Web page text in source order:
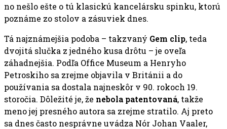
no nešlo ešte o tú klasickú kancelársku spinku, ktorú
poznáme zo stolov a zásuviek dnes.
Tá najznámejšia podoba – takzvaný Gem clip, teda
dvojitá slučka z jedného kusa drôtu – je oveľa
záhadnejšia. Podľa Office Museum a Henryho
Petroskiho sa zrejme objavila v Británii a do
používania sa dostala najneskôr v 90. rokoch 19.
storočia. Dôležité je, že nebola patentovaná, takže
meno jej presného autora sa zrejme stratilo. Aj preto
sa dnes často nesprávne uvádza Nór Johan Vaaler,